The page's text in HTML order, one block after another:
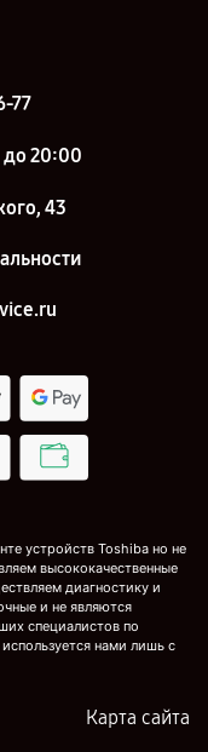
77
до 20:00
43
устройств Toshiba но не
высококачественные
диагностику и
и не являются
специалистов по
нами лишь с
Карта сайта